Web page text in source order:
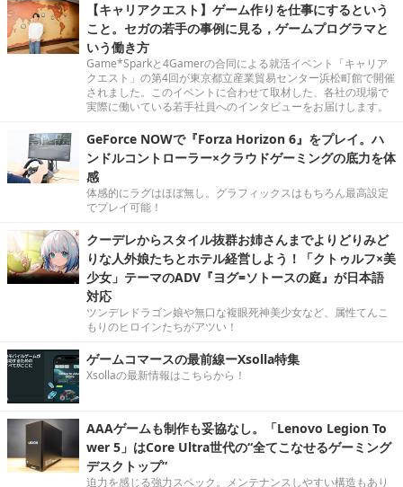
【キャリアクエスト】ゲーム作りを仕事にするという
こと。セガの若手の事例に見る，ゲームプログラマと
いう働き方
Game*Sparkと4Gamerの合同による就活イベント「キャリア
クエスト」の第4回が東京都立産業貿易センター浜松町館で開催
されました。このイベントに合わせて取材した、各社の現場で
実際に働いている若手社員へのインタビューをお届けします。
GeForce NOWで『Forza Horizon 6』をプレイ。ハ
ンドルコントローラー×クラウドゲーミングの底力を体
感
体感的にラグはほぼ無し。グラフィックスはもちろん最高設定
でプレイ可能！
クーデレからスタイル抜群お姉さんまでよりどりみど
りな人外娘たちとホテル経営しよう！「クトゥルフ×美
少女」テーマのADV『ヨグ=ソトースの庭』が日本語
対応
ツンデレドラゴン娘や無口な複眼死神美少女など、属性てんこ
もりのヒロインたちがアツい！
ゲームコマースの最前線ーXsolla特集
Xsollaの最新情報はこちらから！
AAAゲームも制作も妥協なし。「Lenovo Legion To
wer 5」はCore Ultra世代の“全てこなせるゲーミング
デスクトップ”
迫力を感じる強力スペック。メンテナンスしやすい構造もあり